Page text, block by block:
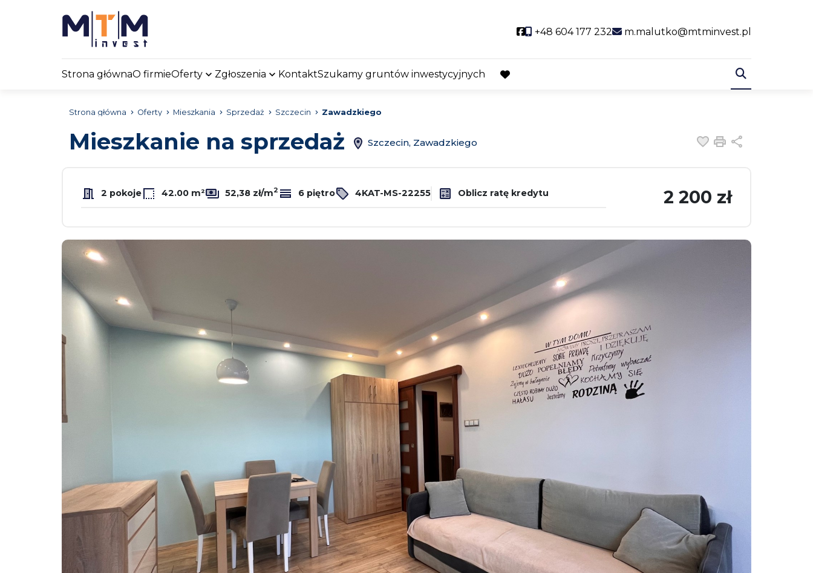
Social link
+48 604 177 232 m.malutko@mtminvest.pl
Strona głównaO firmieOferty Zgłoszenia KontaktSzukamy gruntów inwestycyjnych
favorite
Strona główna Oferty Mieszkania Sprzedaż Szczecin Zawadzkiego
Mieszkanie na sprzedaż Szczecin, Zawadzkiego Dodaj do
Drukuj
2 pokoje 42.00 m² 52,38 zł/m2 6 piętro 4KAT-MS-22255 Oblicz ratę kredytu 2 200 zł